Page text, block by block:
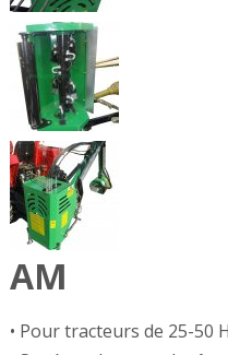
AM
• Pour tracteurs de 25-50